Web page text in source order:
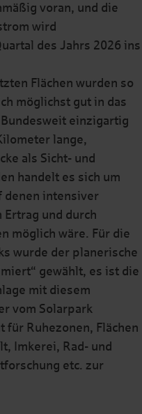
voran, und die
wird
des Jahrs 2026 ins
Flächen wurden so
möglichst gut in das
einzigartig
lange,
als Sicht- und
handelt es sich um
denen intensiver
und durch
möglich wäre. Für die
wurde der planerische
gewählt, es ist die
mit diesem
vom Solarpark
für Ruhezonen, Flächen
Imkerei, Rad- und
etc. zur